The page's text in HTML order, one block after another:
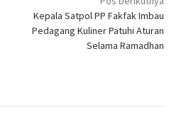
Kepala Satpol PP Fakfak Imbau
Pedagang Kuliner Patuhi Aturan
Selama Ramadhan